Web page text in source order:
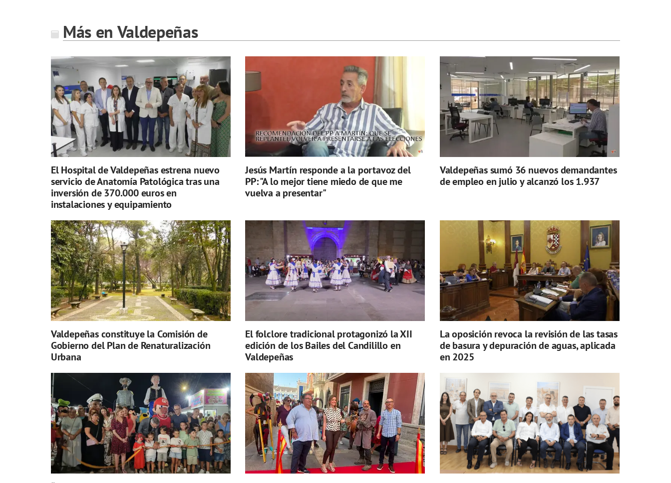
Más en Valdepeñas
El Hospital de Valdepeñas estrena nuevo
servicio de Anatomía Patológica tras una
inversión de 370.000 euros en
instalaciones y equipamiento
Jesús Martín responde a la portavoz del
PP: "A lo mejor tiene miedo de que me
vuelva a presentar"
Valdepeñas sumó 36 nuevos demandantes
de empleo en julio y alcanzó los 1.937
Valdepeñas constituye la Comisión de
Gobierno del Plan de Renaturalización
Urbana
El folclore tradicional protagonizó la XII
edición de los Bailes del Candilillo en
Valdepeñas
La oposición revoca la revisión de las tasas
de basura y depuración de aguas, aplicada
en 2025